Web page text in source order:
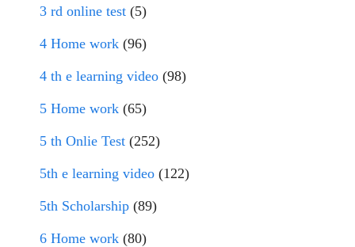
3 rd online test (5)
4 Home work (96)
4 th e learning video (98)
5 Home work (65)
5 th Onlie Test (252)
5th e learning video (122)
5th Scholarship (89)
6 Home work (80)